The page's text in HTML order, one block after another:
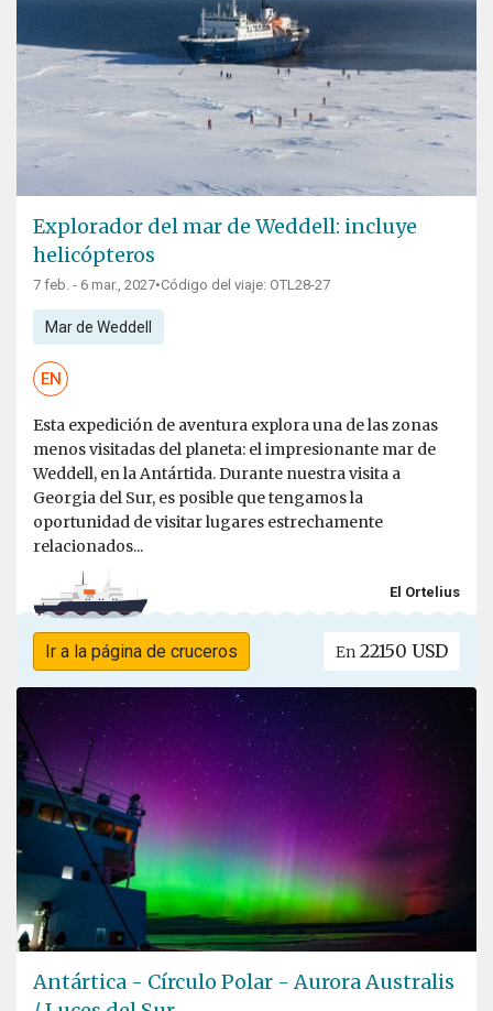
Explorador del mar de Weddell: incluye
helicópteros
7 feb. - 6 mar., 2027•Código del viaje: OTL28-27
Mar de Weddell
EN
Esta expedición de aventura explora una de las zonas
menos visitadas del planeta: el impresionante mar de
Weddell, en la Antártida. Durante nuestra visita a
Georgia del Sur, es posible que tengamos la
oportunidad de visitar lugares estrechamente
relacionados...
El Ortelius
Ir a la página de cruceros En 22150 USD
Antártica - Círculo Polar - Aurora Australis